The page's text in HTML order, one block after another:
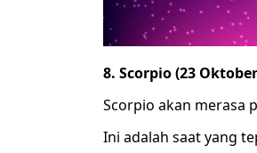
8. Scorpio (23
Scorpio akan merasa
Ini adalah saat yang